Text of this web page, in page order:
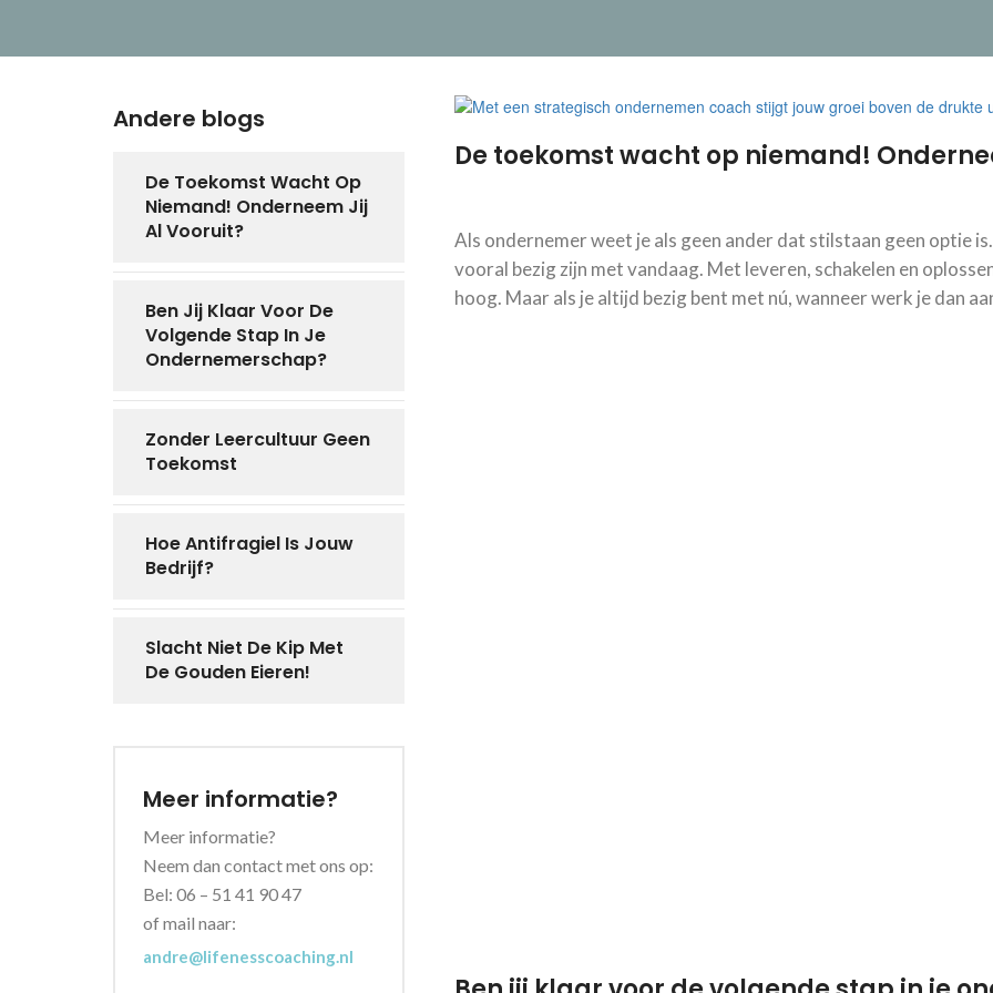
De toekomst wacht op niemand!
Als ondernemer weet je als geen ander dat stilstaan geen optie
vooral bezig zijn met vandaag. Met leveren, schakelen en
hoog. Maar als je altijd bezig bent met nú, wanneer werk je dan
Andere blogs
De Toekomst Wacht Op
Niemand! Onderneem Jij
Al Vooruit?
Ben Jij Klaar Voor De
Volgende Stap In Je
Ondernemerschap?
Zonder Leercultuur Geen
Toekomst
Hoe Antifragiel Is Jouw
Bedrijf?
Slacht Niet De Kip Met
De Gouden Eieren!
Meer informatie?
Meer informatie?
Neem dan contact met ons op:
Bel: 06 – 51 41 90 47
of mail naar:
andre@lifenesscoaching.nl